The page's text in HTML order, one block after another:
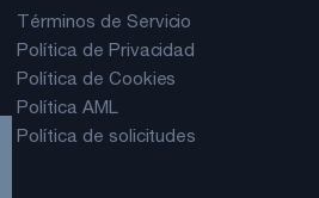
Términos de Servicio
Política de Privacidad
Política de Cookies
Política AML
Política de solicitudes